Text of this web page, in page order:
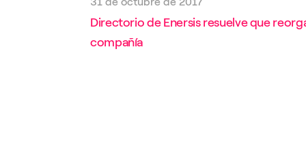
Directorio de Enersis resuelve que
compañía